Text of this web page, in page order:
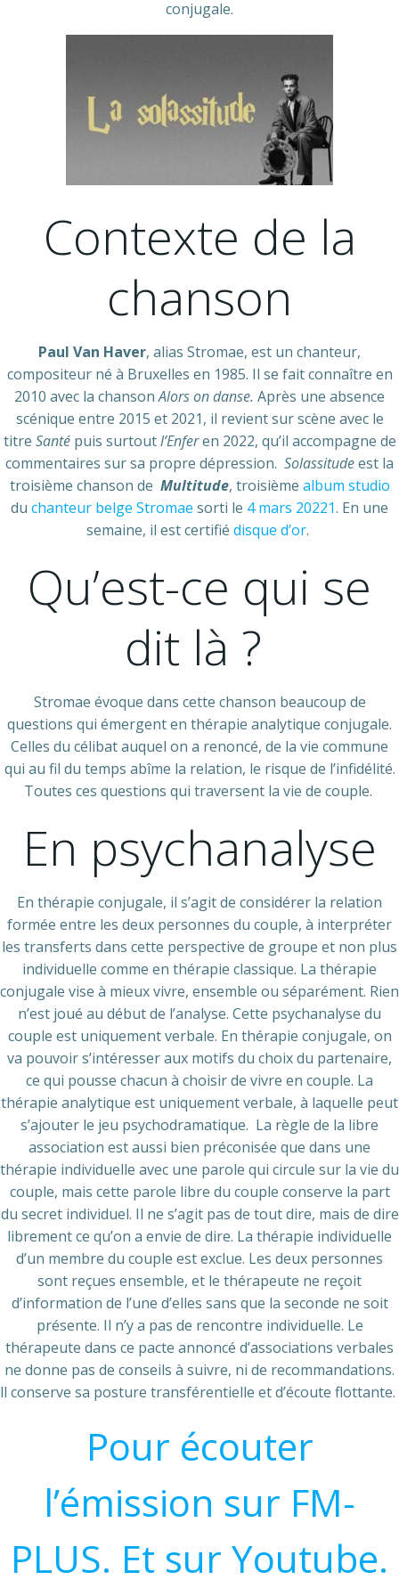
conjugale.
Contexte de la
chanson
Paul Van Haver, alias Stromae, est un chanteur,
compositeur né à Bruxelles en 1985. Il se fait connaître en
2010 avec la chansonAlors on danse. Après une absence
scénique entre 2015 et 2021, il revient sur scène avec le
titre Santépuis surtoutl’Enferen 2022, qu’il accompagne de
commentaires sur sa propre dépression. Solassitudeest la
troisième chanson de Multitude, troisième album studio
du chanteur belge Stromae sorti le 4 mars 20221. En une
semaine, il est certifié disque d’or.
Qu’est-ce qui se
dit là ?
Stromae évoque dans cette chanson beaucoup de
questions qui émergent en thérapie analytique conjugale.
Celles du célibat auquel on a renoncé, de la vie commune
qui au fil du temps abîme la relation, le risque de l’infidélité.
Toutes ces questions qui traversent la vie de couple.
En psychanalyse
En thérapie conjugale, il s’agit de considérer la relation
formée entre les deux personnes du couple, à interpréter
les transferts dans cette perspective de groupe et non plus
individuelle comme en thérapie classique. La thérapie
conjugale vise à mieux vivre, ensemble ou séparément. Rien
n’est joué au début de l’analyse. Cette psychanalyse du
couple est uniquement verbale. En thérapie conjugale, on
va pouvoir s’intéresser aux motifs du choix du partenaire,
ce qui pousse chacun à choisir de vivre en couple. La
thérapie analytique est uniquement verbale, à laquelle peut
s’ajouter le jeu psychodramatique. La règle de la libre
association est aussi bien préconisée que dans une
thérapie individuelle avec une parole qui circule sur la vie du
couple, mais cette parole libre du couple conserve la part
du secret individuel. Il ne s’agit pas de tout dire, mais de dire
librement ce qu’on a envie de dire. La thérapie individuelle
d’un membre du couple est exclue. Les deux personnes
sont reçues ensemble, et le thérapeute ne reçoit
d’information de l’une d’elles sans que la seconde ne soit
présente. Il n’y a pas de rencontre individuelle. Le
thérapeute dans ce pacte annoncé d’associations verbales
ne donne pas de conseils à suivre, ni de recommandations.
ll conserve sa posture transférentielle et d’écoute flottante.
Pour écouter
l’émission sur FM-
PLUS. Et sur Youtube.